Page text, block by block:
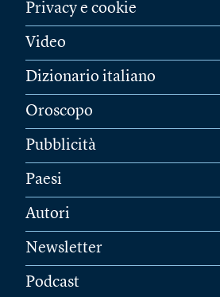
Privacy e cookie
Video
Dizionario italiano
Oroscopo
Pubblicità
Paesi
Autori
Newsletter
Podcast